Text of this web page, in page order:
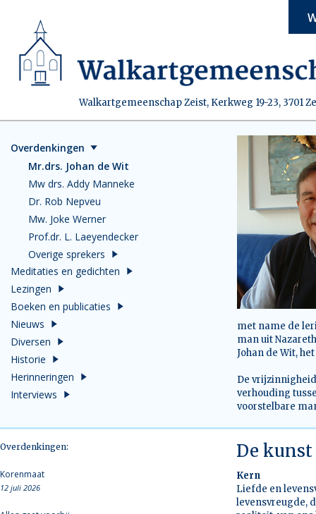
Walkartgemeenschap Zeist, Kerkweg 19-23, 3701
Overdenkingen
Mr.drs. Johan de Wit
Mw drs. Addy Manneke
Dr. Rob Nepveu
Mw. Joke Werner
Prof.dr. L. Laeyendecker
Overige sprekers
Meditaties en gedichten
Lezingen
Boeken en publicaties
Nieuws
Diversen
Historie
Herinneringen
Interviews
met name de
man uit
Johan de Wit,
De
verhouding
voorstelbare
Overdenkingen:
Korenmaat
12 juli 2026
De
Kern
Liefde en
levensvreugde,